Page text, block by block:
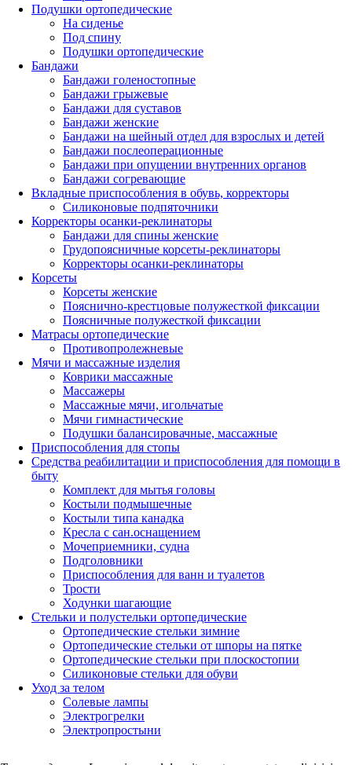
Подушки ортопедические
На сиденье
Под спину
Подушки ортопедические
Бандажи
Бандажи голеностопные
Бандажи грыжевые
Бандажи для суставов
Бандажи женские
Бандажи на шейный отдел для взрослых и детей
Бандажи послеоперационные
Бандажи при опущении внутренних органов
Бандажи согревающие
Вкладные приспособления в обувь, корректоры
Силиконовые подпяточники
Корректоры осанки-реклинаторы
Бандажи для спины женские
Грудопоясничные корсеты-реклинаторы
Корректоры осанки-реклинаторы
Корсеты
Корсеты женские
Пояснично-крестцовые полужесткой фиксации
Поясничные полужесткой фиксации
Матрасы ортопедические
Противопролежневые
Мячи и массажные изделия
Коврики массажные
Массажеры
Массажные мячи, игольчатые
Мячи гимнастические
Подушки балансировачные, массажные
Приспособления для стопы
Средства реабилитации и приспособления для помощи в
быту
Комплект для мытья головы
Костыли подмышечные
Костыли типа канадка
Кресла с сан.оснащением
Мочеприемники, судна
Подголовники
Приспособления для ванн и туалетов
Трости
Ходунки шагающие
Стельки и полустельки ортопедические
Ортопедические стельки зимние
Ортопедические стельки от шпоры на пятке
Ортопедические стельки при плоскостопии
Силиконовые стельки для обуви
Уход за телом
Солевые лампы
Электрогрелки
Электропростыни